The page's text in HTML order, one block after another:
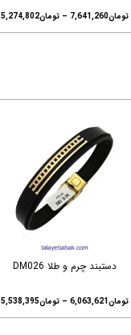
تومان7,641,260
– تومان5,274,802
دستبند چرم و طلا DM026
تومان6,063,621
– تومان5,538,395